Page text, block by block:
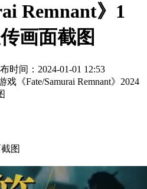
Remnant》1
画面截图
时间：2024-01-01 12:53
戏《Fate/Samurai Remnant》2024
图